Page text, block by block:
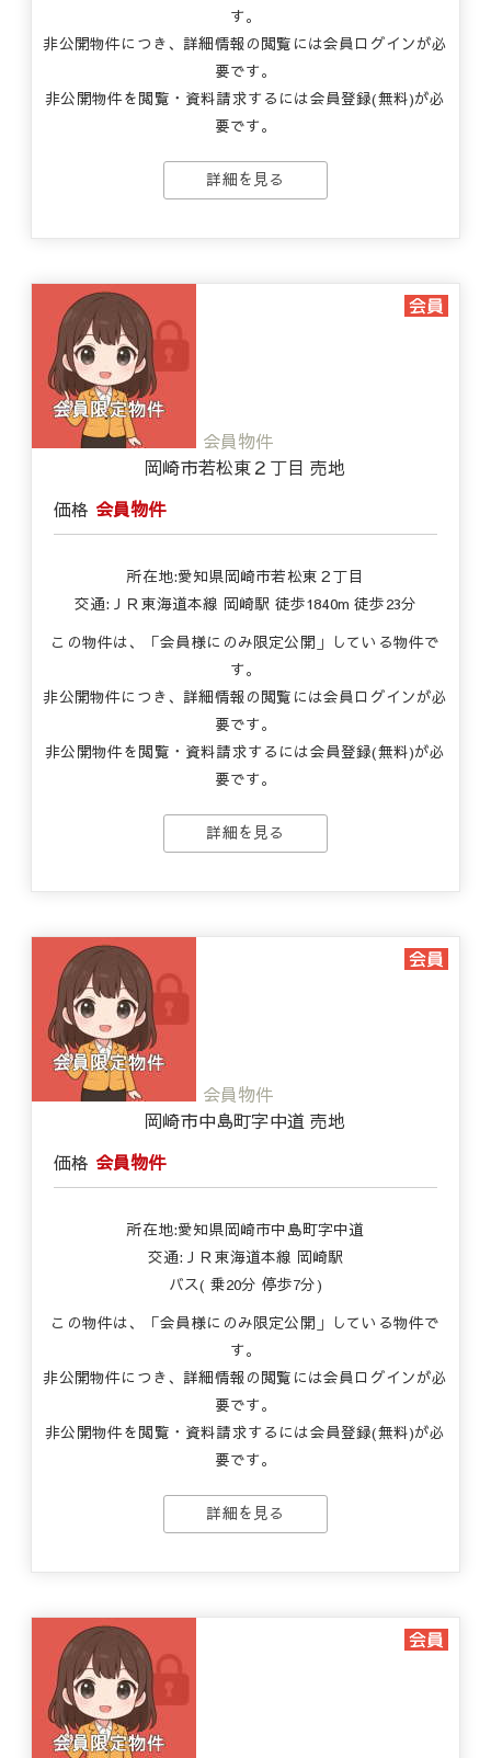
す。
非公開物件につき、詳細情報の閲覧には会員ログインが必
要です。
非公開物件を閲覧・資料請求するには会員登録(無料)が必
要です。
詳細を見る
会員物件
岡崎市若松東２丁目 売地
価格 会員物件
所在地:愛知県岡崎市若松東２丁目
交通:ＪＲ東海道本線 岡崎駅 徒歩1840m 徒歩23分
この物件は、「会員様にのみ限定公開」している物件で
す。
非公開物件につき、詳細情報の閲覧には会員ログインが必
要です。
非公開物件を閲覧・資料請求するには会員登録(無料)が必
要です。
詳細を見る
会員物件
岡崎市中島町字中道 売地
価格 会員物件
所在地:愛知県岡崎市中島町字中道
交通:ＪＲ東海道本線 岡崎駅
バス( 乗20分 停歩7分)
この物件は、「会員様にのみ限定公開」している物件で
す。
非公開物件につき、詳細情報の閲覧には会員ログインが必
要です。
非公開物件を閲覧・資料請求するには会員登録(無料)が必
要です。
詳細を見る